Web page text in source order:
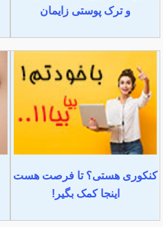
و ترک پوستی زایمان
کنکوری هستی؟ تا فرصت هست
اینجا کمک بگیر!